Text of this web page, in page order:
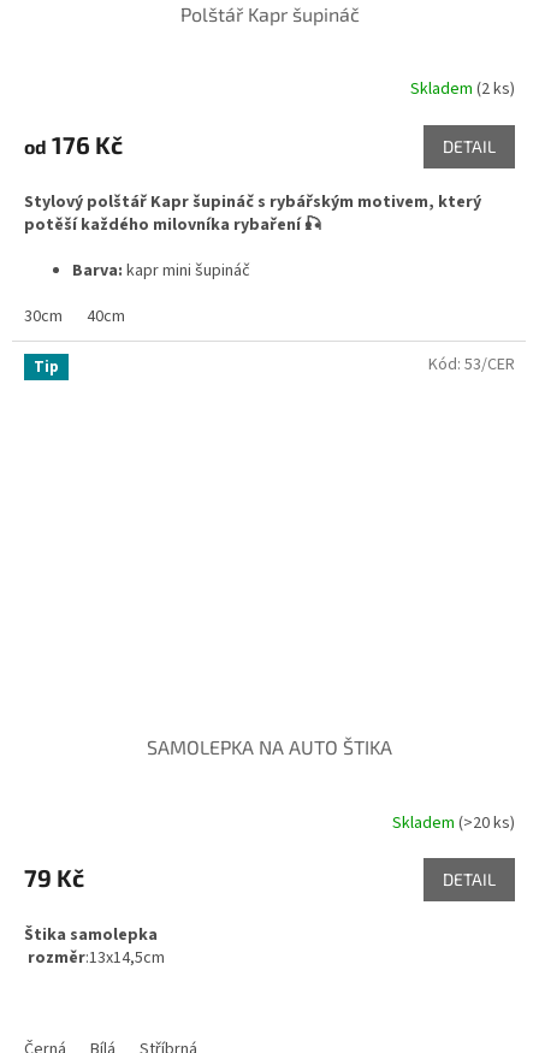
Polštář Kapr šupináč
produktu
je
z
5
Skladem(2 ks)
od 176 Kč DETAIL
Stylový polštář Kapr šupináč s rybářským motivem, který
potěší každého milovníka rybaření 🎣
Barva: kapr mini šupináč
Materiál:
30cm 40cm
Tip
SAMOLEPKA NA AUTO ŠTIKA
Skladem (>20 ks)
79 Kč DETAIL
Štika samolepka
rozměr:13x14,5cm
Kód: 53/CER